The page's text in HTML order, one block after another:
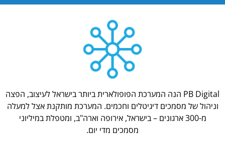
PB Digital הנה המערכת הפופולארית ביותר בישראל לעיצוב, הפצה
וניהול של מסמכים דיגיטלים וחכמים. המערכת מותקנת אצל למעלה
מ-300 ארגונים – בישראל, אירופה וארה"ב, ומטפלת במיליוני
מסמכים מדי יום.